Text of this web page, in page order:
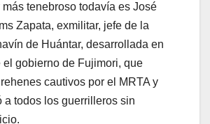
más tenebroso todavía es José
Zapata, exmilitar, jefe de la
de Huántar, desarrollada en
el gobierno de Fujimori, que
cautivos por el MRTA y
a todos los guerrilleros sin